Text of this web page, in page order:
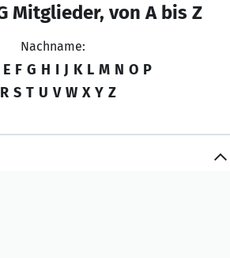
Mitglieder, von A bis Z
Nachname:
E F G H I J K L M N O P
R S T U V W X Y Z